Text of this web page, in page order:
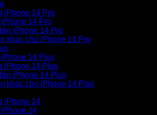
iPhone 14 Pro
14 Pro
iPhone 14 Pro
khác cho iPhone 14 Pro
iPhone 14 Plus
iPhone 14 Plus
iPhone 14 Plus
khác cho iPhone 14 Plus
iPhone 14
14